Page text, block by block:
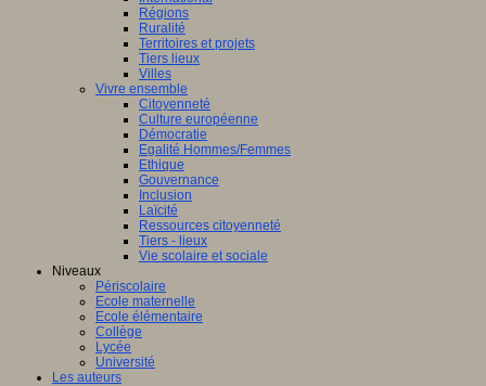
Régions
Ruralité
Territoires et projets
Tiers lieux
Villes
Vivre ensemble
Citoyenneté
Culture européenne
Démocratie
Egalité Hommes/Femmes
Ethique
Gouvernance
Inclusion
Laïcité
Ressources citoyenneté
Tiers - lieux
Vie scolaire et sociale
Niveaux
Périscolaire
Ecole maternelle
Ecole élémentaire
Collège
Lycée
Université
Les auteurs